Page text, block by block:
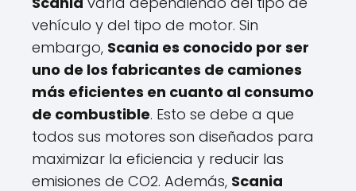
vehículo y del tipo de motor. Sin
embargo, Scania es conocido por ser
uno de los fabricantes de camiones
más eficientes en cuanto al consumo
de combustible. Esto se debe a que
todos sus motores son diseñados para
maximizar la eficiencia y reducir las
emisiones de CO2. Además, Scania